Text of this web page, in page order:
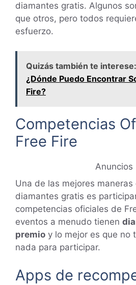
diamantes gratis. Algunos
que otros, pero todos
esfuerzo.
Quizás también te interese:
¿Dónde Puedo Encontrar
Fire?
Competencias
Free Fire
Anuncios
Una de las mejores
diamantes gratis es
competencias oficiales de
eventos a menudo tienen
premio y lo mejor es que no
nada para participar.
Apps de